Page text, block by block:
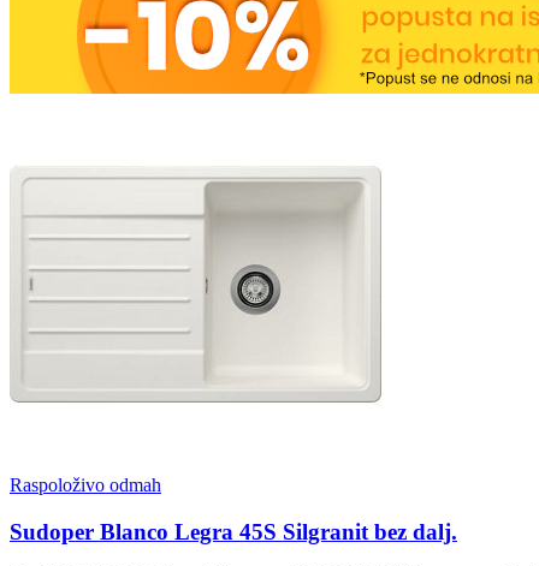
Raspoloživo odmah
Sudoper Blanco Legra 45S Silgranit bez dalj.